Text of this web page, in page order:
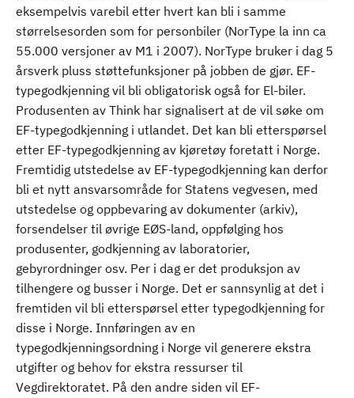
eksempelvis varebil etter hvert kan bli i samme
størrelsesorden som for personbiler (NorType la inn ca
55.000 versjoner av M1 i 2007). NorType bruker i dag 5
årsverk pluss støttefunksjoner på jobben de gjør. EF-
typegodkjenning vil bli obligatorisk også for El-biler.
Produsenten av Think har signalisert at de vil søke om
EF-typegodkjenning i utlandet. Det kan bli etterspørsel
etter EF-typegodkjenning av kjøretøy foretatt i Norge.
Fremtidig utstedelse av EF-typegodkjenning kan derfor
bli et nytt ansvarsområde for Statens vegvesen, med
utstedelse og oppbevaring av dokumenter (arkiv),
forsendelser til øvrige EØS-land, oppfølging hos
produsenter, godkjenning av laboratorier,
gebyrordninger osv. Per i dag er det produksjon av
tilhengere og busser i Norge. Det er sannsynlig at det i
fremtiden vil bli etterspørsel etter typegodkjenning for
disse i Norge. Innføringen av en
typegodkjenningsordning i Norge vil generere ekstra
utgifter og behov for ekstra ressurser til
Vegdirektoratet. På den andre siden vil EF-